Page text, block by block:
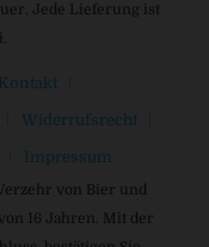
Jede Lieferung ist
Kontakt
Widerrufsrecht
Impressum
von Bier und
16 Jahren. Mit der